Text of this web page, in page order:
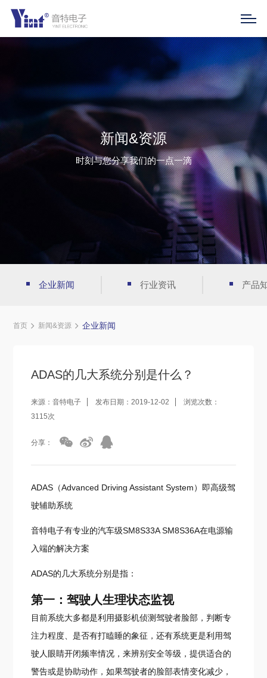
新闻&资源
时刻与您分享我们的一点一滴
企业新闻 行业资讯 产品
首页 新闻&资源 企业新闻
ADAS的几大系统分别是什么？
来源：音特电子 发布日期：2019-12-02
浏览次数：
3115次
分享：
ADAS（Advanced Driving Assistant System）即高级驾
驶辅助系统
音特电子有专业的汽车级SM8S33A SM8S36A在电源输
入端的解决方案
ADAS的几大系统分别是指：
第一：驾驶人生理状态监视
目前系统大多都是利用摄影机侦测驾驶者脸部，判断专
注力程度、是否有打瞌睡的象征，还有系统更是利用驾
驶人眼睛开闭频率情况，来辨别安全等级，提供适合的
警告或是协助动作，如果驾驶者的脸部表情变化减少，